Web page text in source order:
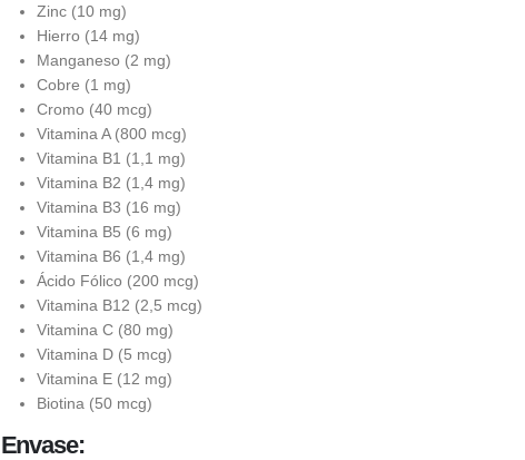
Zinc (10 mg)
Hierro (14 mg)
Manganeso (2 mg)
Cobre (1 mg)
Cromo (40 mcg)
Vitamina A (800 mcg)
Vitamina B1 (1,1 mg)
Vitamina B2 (1,4 mg)
Vitamina B3 (16 mg)
Vitamina B5 (6 mg)
Vitamina B6 (1,4 mg)
Ácido Fólico (200 mcg)
Vitamina B12 (2,5 mcg)
Vitamina C (80 mg)
Vitamina D (5 mcg)
Vitamina E (12 mg)
Biotina (50 mcg)
Envase: